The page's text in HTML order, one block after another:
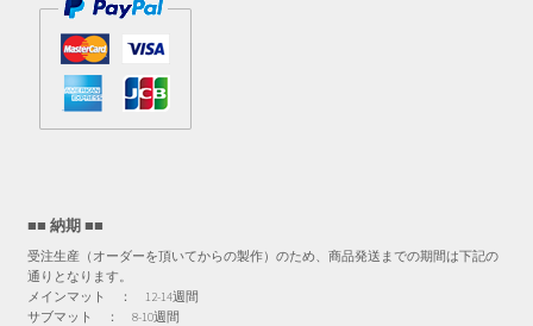
■■ 納期 ■■
受注生産（オーダーを頂いてからの製作）のため、商品発送までの期間は下記の
通りとなります。
メインマット ： 12-14週間
サブマット ： 8-10週間